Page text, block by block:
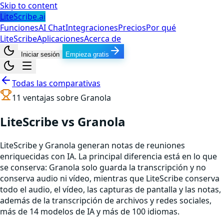
Skip to content
LiteScribe.ai
FuncionesAI ChatIntegracionesPreciosPor qué
LiteScribeAplicacionesAcerca de
Iniciar sesión Empieza gratis
Todas las comparativas
11 ventajas sobre Granola
LiteScribe vs Granola
LiteScribe y Granola generan notas de reuniones
enriquecidas con IA. La principal diferencia está en lo que
se conserva: Granola solo guarda la transcripción y no
conserva audio ni vídeo, mientras que LiteScribe conserva
todo el audio, el vídeo, las capturas de pantalla y las notas,
además de la transcripción de archivos y redes sociales,
más de 14 modelos de IA y más de 100 idiomas.